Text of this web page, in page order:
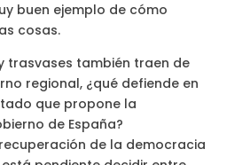
buen ejemplo de cómo
cosas.
trasvases también traen de
regional, ¿qué defiende en
que propone la
de España?
de la democracia